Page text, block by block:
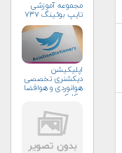
مجموعه آموزشی
تایپ بوئینگ ۷۳۷
اپلیکیشن
دیکشنری تخصصی
هوانوردی و هوافضا
چکاوک